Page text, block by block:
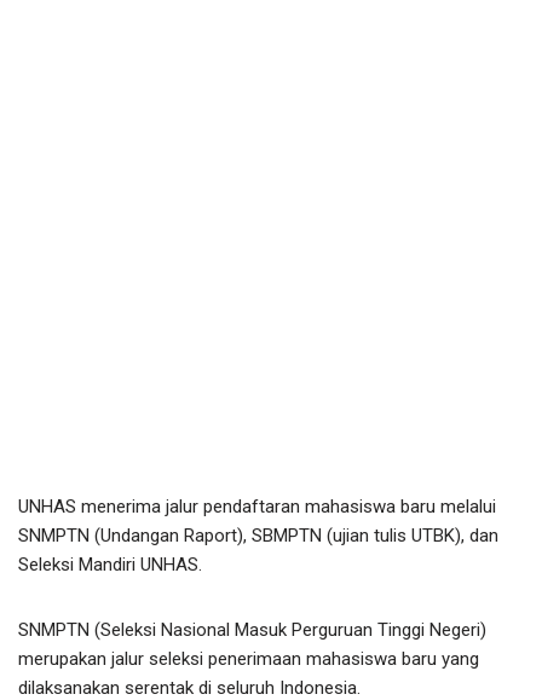
UNHAS menerima jalur pendaftaran mahasiswa baru melalui
SNMPTN (Undangan Raport), SBMPTN (ujian tulis UTBK), dan
Seleksi Mandiri UNHAS.
SNMPTN (Seleksi Nasional Masuk Perguruan Tinggi Negeri)
merupakan jalur seleksi penerimaan mahasiswa baru yang
dilaksanakan serentak di seluruh Indonesia.